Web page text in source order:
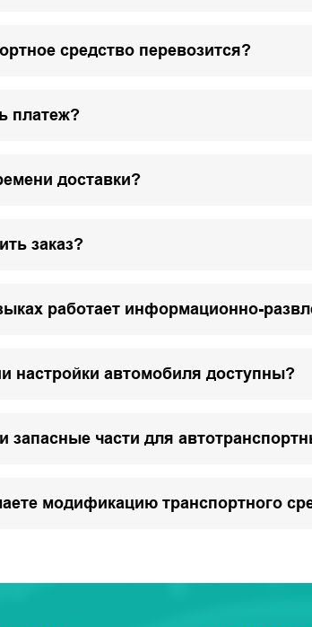
средство перевозится?
платеж?
доставки?
заказ?
работает информационно-
настройки автомобиля доступны?
запасные части для
модификацию транспортного